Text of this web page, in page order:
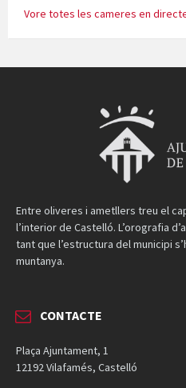
Vore totes les cameres en
Entre oliveres i ametllers treu el
l’interior de Castelló. L’orografia
tant que l’estructura del municipi
muntanya.
CONTACTE
Plaça Ajuntament, 1
12192 Vilafamés, Castelló